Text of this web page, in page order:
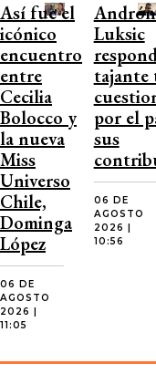
Así fue el
icónico
encuentro
entre
Cecilia
Bolocco y
la nueva
Miss
Universo
Chile,
Dominga
López
06 DE
AGOSTO
2026 |
11:05
Luksic
tajante
por el
sus
06 DE
AGOSTO
2026 |
10:56